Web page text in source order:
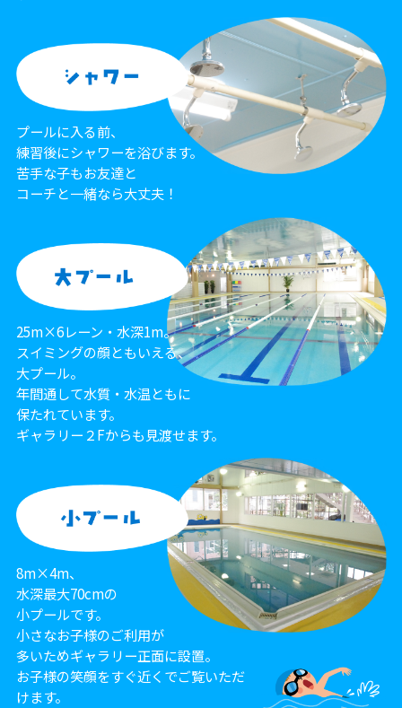
プールに入る前、
練習後にシャワーを浴びます。
苦手な子もお友達と
コーチと一緒なら大丈夫！
25m×6レーン・水深1m。
スイミングの顔ともいえる、
大プール。
年間通して水質・水温ともに
保たれています。
ギャラリー２Fからも見渡せます。
8m×4m、
水深最大70cmの
小プールです。
小さなお子様のご利用が
多いためギャラリー正面に設置。
お子様の笑顔をすぐ近くでご覧いただ
けます。